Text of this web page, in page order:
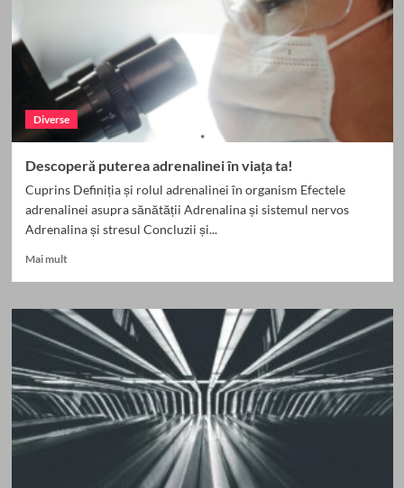
redobândești
sănătatea!
Diverse
Descoperă puterea adrenalinei în viața ta!
Cuprins Definiția și rolul adrenalinei în organism Efectele
adrenalinei asupra sănătății Adrenalina și sistemul nervos
Adrenalina și stresul Concluzii și...
Mai multRead
Descoperă
puterea
adrenalinei
în
viața
ta!